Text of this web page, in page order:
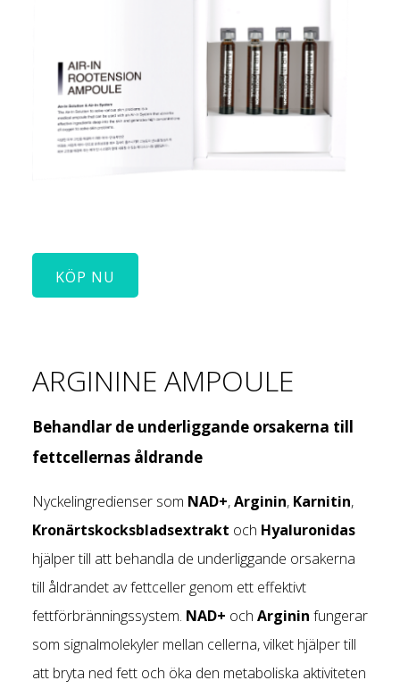
KÖP NU
ARGININE AMPOULE
Behandlar de underliggande orsakerna till
fettcellernas åldrande
Nyckelingredienser som NAD+,Arginin, Karnitin,
Kronärtskocksbladsextrakt och Hyaluronidas
hjälper till att behandla de underliggande orsakerna
till åldrandet av fettceller genom ett effektivt
fettförbränningssystem. NAD+ och Arginin fungerar
som signalmolekyler mellan cellerna, vilket hjälper till
att bryta ned fett och öka den metaboliska aktiviteten